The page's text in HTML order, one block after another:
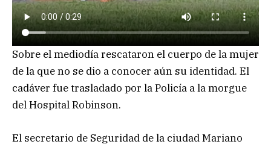
Sobre el mediodía rescataron el cuerpo de la mujer
de la que no se dio a conocer aún su identidad. El
cadáver fue trasladado por la Policía a la morgue
del Hospital Robinson.
El secretario de Seguridad de la ciudad Mariano